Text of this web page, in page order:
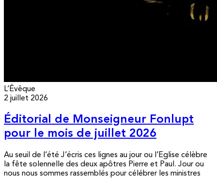
L’Évêque
2 juillet 2026
Éditorial de Monseigneur Fonlupt
pour le mois de juillet 2026
Au seuil de l’été J’écris ces lignes au jour ou l’Eglise célèbre
la fête solennelle des deux apôtres Pierre et Paul. Jour ou
nous nous sommes rassemblés pour célébrer les ministres